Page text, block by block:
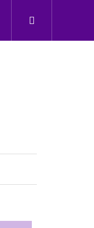
Přihlášení